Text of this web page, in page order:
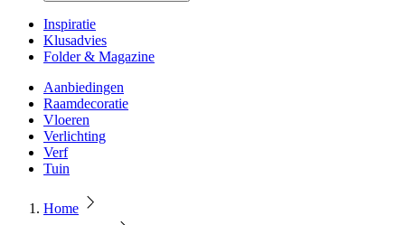
Inspiratie
Klusadvies
Folder & Magazine
Aanbiedingen
Raamdecoratie
Vloeren
Verlichting
Verf
Tuin
Home